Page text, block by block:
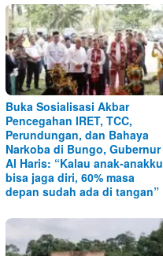
Buka Sosialisasi Akbar
Pencegahan IRET, TCC,
Perundungan, dan Bahaya
Narkoba di Bungo, Gubernur
Al Haris: “Kalau anak-anakku
bisa jaga diri, 60% masa
depan sudah ada di tangan”